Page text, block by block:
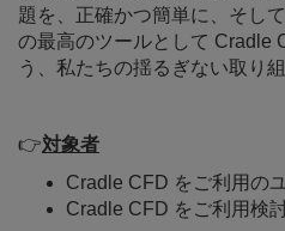
題を、正確かつ簡単に、そし
の最高のツールとして Cradle
う、私たちの揺るぎない取り
👉対象者
Cradle CFD をご利用の
Cradle CFD をご利用検